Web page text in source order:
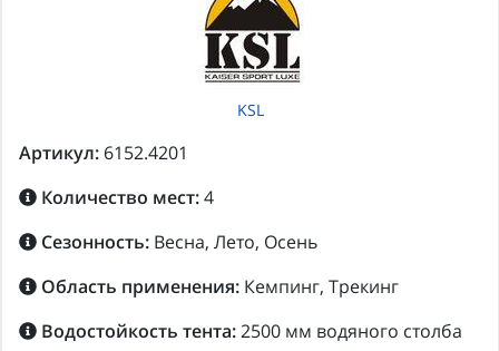
KSL
Артикул: 6152.4201
Количество мест:4
Сезонность: Весна, Лето, Осень
Область применения: Кемпинг, Трекинг
Водостойкость тента:2500 мм водяного столба